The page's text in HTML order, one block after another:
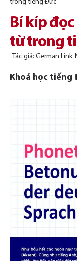
trong tiếng Đức
Bí kíp
từ trong
Tác giả: German Link
Khoá học tiếng